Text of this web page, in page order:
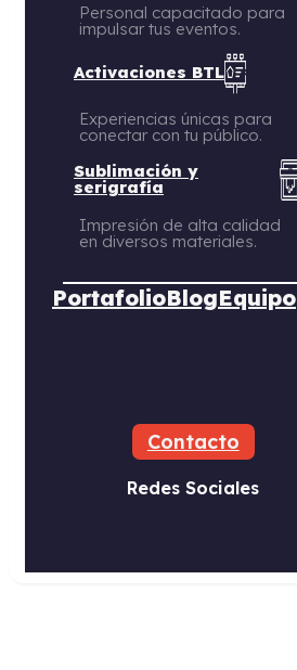
Personal capacitado para
impulsar tus eventos.
Activaciones BTL
Experiencias únicas para
conectar con tu público.
Sublimación y
serigrafía
Impresión de alta calidad
en diversos materiales.
PortafolioBlogEquipo
Contacto
Redes Sociales